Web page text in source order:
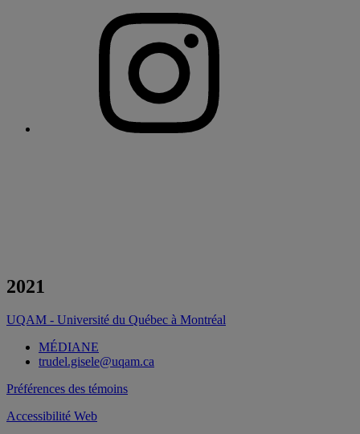
2021
UQAM - Université du Québec à Montréal
MÉDIANE
trudel.gisele@uqam.ca
Préférences des témoins
Accessibilité Web